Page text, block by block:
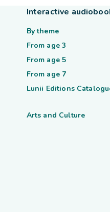
Interactive
By theme
From age 3
From age 5
From age 7
Lunii Editions
Arts and Culture